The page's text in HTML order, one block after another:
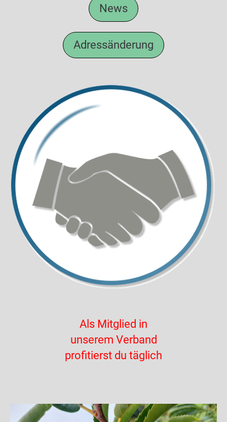
News
Adressänderung
Als Mitglied in
unserem Verband
profitierst du täglich